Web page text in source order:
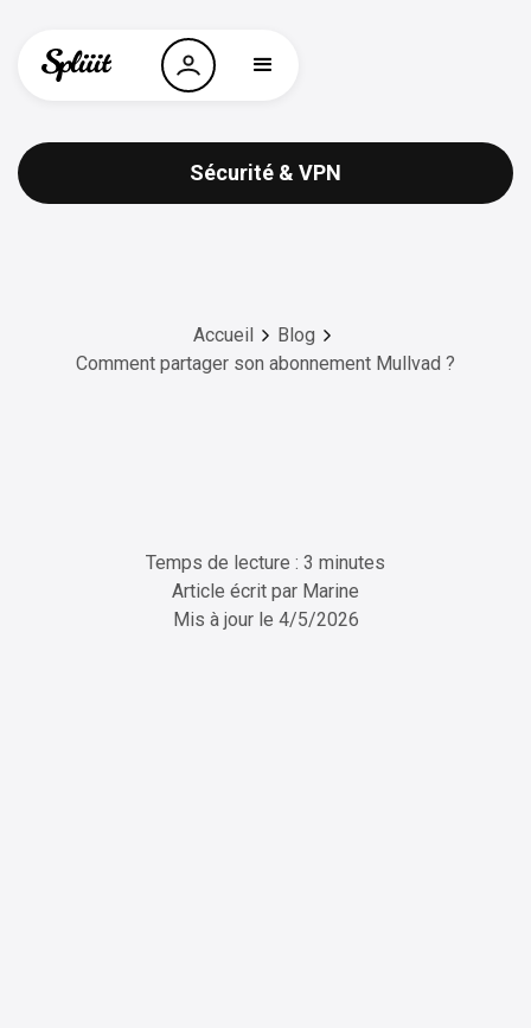
Sécurité & VPN
Accueil
Blog
Comment partager son abonnement Mullvad ?
Temps de lecture : 3 minutes
Article écrit par Marine
Mis à jour le 4/5/2026